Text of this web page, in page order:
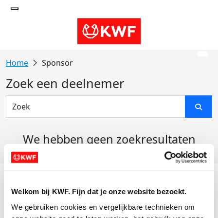
Welkom bij KWF. Fijn dat je onze website bezoekt.
We gebruiken cookies en vergelijkbare technieken om
Sponsor
Zoek een deelnemer
We hebben geen zoekresultaten
Actiematerialen
Evenementen